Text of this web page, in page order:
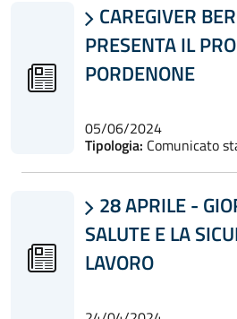
 CAREGIVER
PRESENTA IL
PORDENONE
05/06/2024
Tipologia: Comunicato
 28 APRILE -
SALUTE E LA
LAVORO